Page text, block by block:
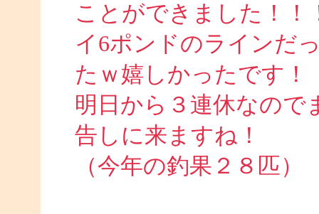
ことができました！
イ6ポンドのラインだ
たｗ嬉しかったです！
明日から３連休なので
告しに来ますね！
（今年の釣果２８匹）